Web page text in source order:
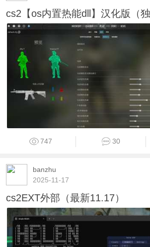
cs2【os内置热能dll】汉化版（独
747 30
banzhu
2025-11-17
cs2EXT外部（最新11.17）